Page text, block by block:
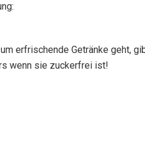
erfrischende Getränke geht,
wenn sie zuckerfrei ist!